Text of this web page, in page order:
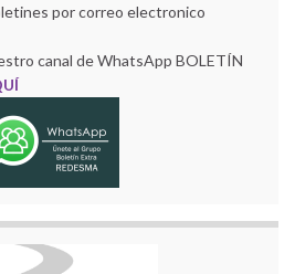
por correo electronico
canal de WhatsApp BOLETÍN